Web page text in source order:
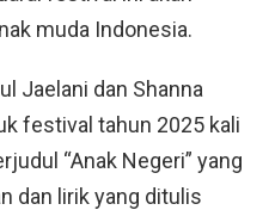
muda Indonesia.
Jaelani dan Shanna
festival tahun 2025 kali
“Anak Negeri” yang
dan lirik yang ditulis